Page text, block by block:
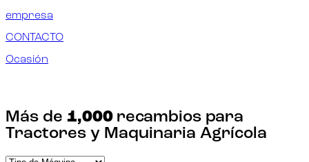
empresa
CONTACTO
Ocasión
Más de 1,000 recambios para
Tractores y Maquinaria Agrícola